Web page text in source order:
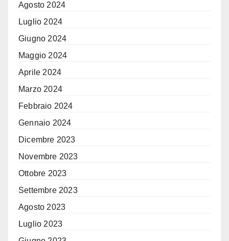
Agosto 2024
Luglio 2024
Giugno 2024
Maggio 2024
Aprile 2024
Marzo 2024
Febbraio 2024
Gennaio 2024
Dicembre 2023
Novembre 2023
Ottobre 2023
Settembre 2023
Agosto 2023
Luglio 2023